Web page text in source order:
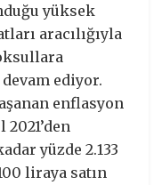
yüksek
aracılığıyla
devam ediyor.
enflasyon
yüzde 2.133
liraya satın